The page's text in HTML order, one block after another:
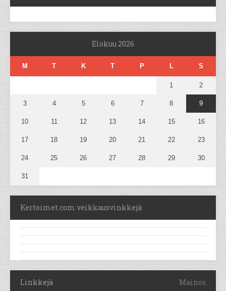
Elokuu 2026
M T K T P L S
1 2
3 4 5 6 7 8 9
10 11 12 13 14 15 16
17 18 19 20 21 22 23
24 25 26 27 28 29 30
31
Kertoimet.com veikkausvinkkejä
Linkkejä Mainos